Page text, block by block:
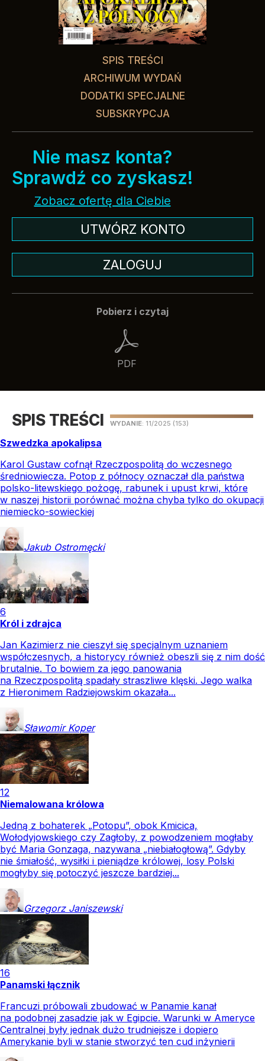
SPIS TREŚCI
ARCHIWUM WYDAŃ
DODATKI SPECJALNE
SUBSKRYPCJA
Nie masz konta?
Sprawdź co zyskasz!
Zobacz ofertę dla Ciebie
UTWÓRZ KONTO
ZALOGUJ
Pobierz i czytaj
PDF
SPIS TREŚCI WYDANIE: 11/2025 (153)
Szwedzka apokalipsa
Karol Gustaw cofnął Rzeczpospolitą do wczesnego
średniowiecza. Potop z północy oznaczał dla państwa
polsko-litewskiego pożogę, rabunek i upust krwi, które
w naszej historii porównać można chyba tylko do okupacji
niemiecko-sowieckiej
Jakub Ostromęcki
6
Król i zdrajca
Jan Kazimierz nie cieszył się specjalnym uznaniem
współczesnych, a historycy również obeszli się z nim dość
brutalnie. To bowiem za jego panowania
na Rzeczpospolitą spadały straszliwe klęski. Jego walka
z Hieronimem Radziejowskim okazała...
Sławomir Koper
12
Niemalowana królowa
Jedną z bohaterek „Potopu”, obok Kmicica,
Wołodyjowskiego czy Zagłoby, z powodzeniem mogłaby
być Maria Gonzaga, nazywana „niebiałogłową”. Gdyby
nie śmiałość, wysiłki i pieniądze królowej, losy Polski
mogłyby się potoczyć jeszcze bardziej...
Grzegorz Janiszewski
16
Panamski łącznik
Francuzi próbowali zbudować w Panamie kanał
na podobnej zasadzie jak w Egipcie. Warunki w Ameryce
Centralnej były jednak dużo trudniejsze i dopiero
Amerykanie byli w stanie stworzyć ten cud inżynierii